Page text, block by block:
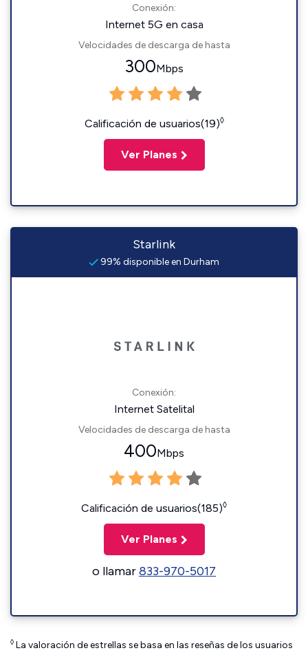
Conexión:
Internet 5G en casa
Velocidades de descarga de hasta
300Mbps
Calificación de usuarios(19)◊
Ver Planes
Starlink
99% disponible en Durham
Conexión:
Internet Satelital
Velocidades de descarga de hasta
400Mbps
Calificación de usuarios(185)◊
Ver Planes
o llamar833-970-5017
◊ La valoración de estrellas se basa en las reseñas de los usuarios